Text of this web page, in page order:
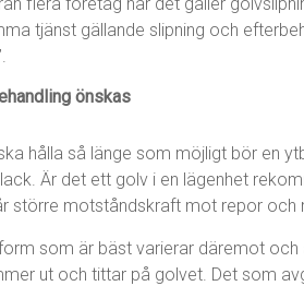
tjänst gällande slipning och
önskas
hålla så länge som möjligt bör en
Är det ett golv i en lägenhet
större motståndskraft mot repor och
som är bäst varierar däremot
ut och tittar på golvet. Det som